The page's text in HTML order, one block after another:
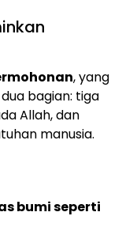
, yang
bagian: tiga
Allah, dan
manusia.
bumi seperti